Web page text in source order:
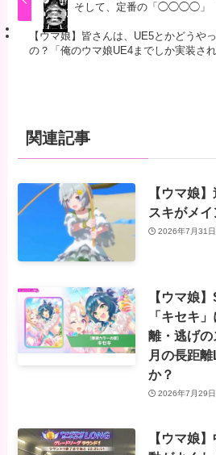
そして、定番の「◯◯◯◯」
【ウマ娘】皆さんは、UE5とかどうや
の？「俺のウマ娘UE4までしか実装され
関連記事
【ウマ娘
スキがメ
2026年7月31日
【ウマ娘
「キセキ
離・逃げ
月の長距
か？
2026年7月29日
【ウマ娘